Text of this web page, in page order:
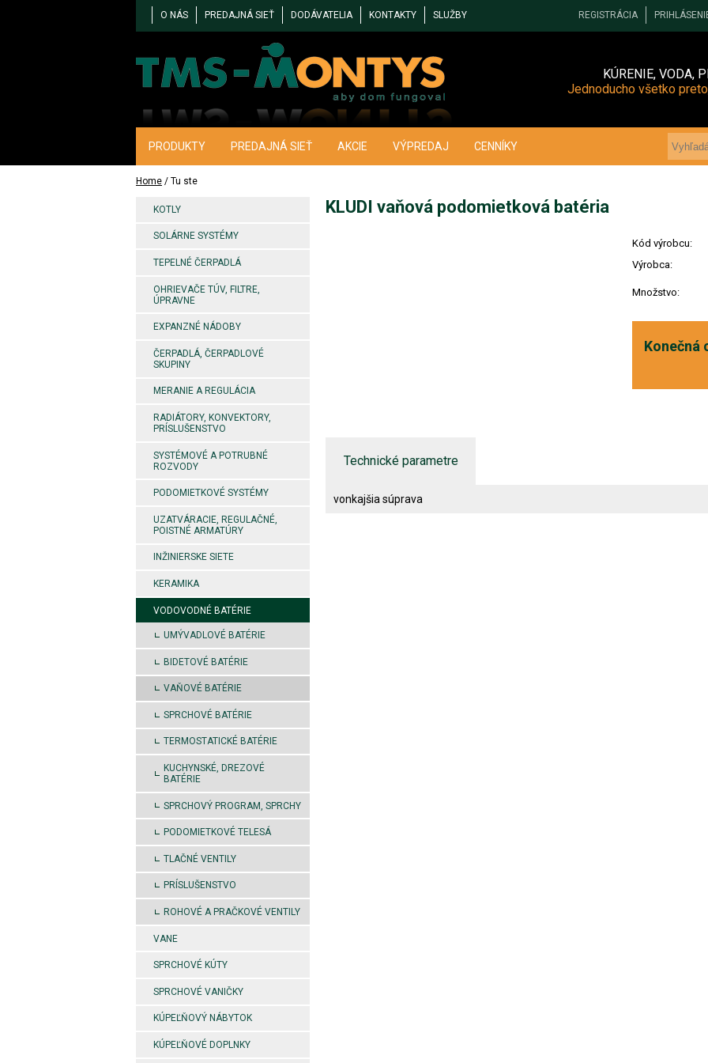
O NÁS PREDAJNÁ SIEŤ DODÁVATELIA KONTAKTY SLUŽBY REGISTRÁCIA
KÚRENIE, VODA,
Jednoducho všetko
PRODUKTY PREDAJNÁ SIEŤ AKCIE VÝPREDAJ CENNÍKY
Home / Tu ste
KOTLY
SOLÁRNE SYSTÉMY
TEPELNÉ ČERPADLÁ
OHRIEVAČE TÚV, FILTRE,
ÚPRAVNE
EXPANZNÉ NÁDOBY
ČERPADLÁ, ČERPADLOVÉ
SKUPINY
MERANIE A REGULÁCIA
RADIÁTORY, KONVEKTORY,
PRÍSLUŠENSTVO
SYSTÉMOVÉ A POTRUBNÉ
ROZVODY
PODOMIETKOVÉ SYSTÉMY
UZATVÁRACIE, REGULAČNÉ,
POISTNÉ ARMATÚRY
INŽINIERSKE SIETE
KERAMIKA
VODOVODNÉ BATÉRIE
UMÝVADLOVÉ BATÉRIE
BIDETOVÉ BATÉRIE
VAŇOVÉ BATÉRIE
SPRCHOVÉ BATÉRIE
TERMOSTATICKÉ BATÉRIE
KUCHYNSKÉ, DREZOVÉ
BATÉRIE
SPRCHOVÝ PROGRAM, SPRCHY
PODOMIETKOVÉ TELESÁ
TLAČNÉ VENTILY
PRÍSLUŠENSTVO
ROHOVÉ A PRAČKOVÉ VENTILY
VANE
SPRCHOVÉ KÚTY
SPRCHOVÉ VANIČKY
KÚPEĽŇOVÝ NÁBYTOK
KÚPEĽŇOVÉ DOPLNKY
KLUDI vaňová podomietková batéria
Kód výrobcu:
Výrobca:
Množstvo:
Konečná
Technické parametre
vonkajšia súprava